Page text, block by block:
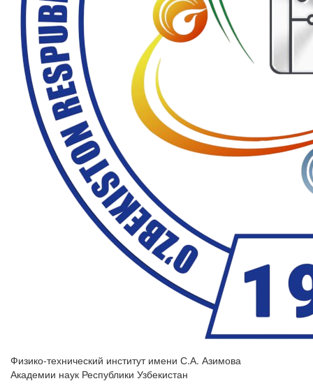
Физико-технический институт имени С.А. Азимова
Академии наук Республики Узбекистан